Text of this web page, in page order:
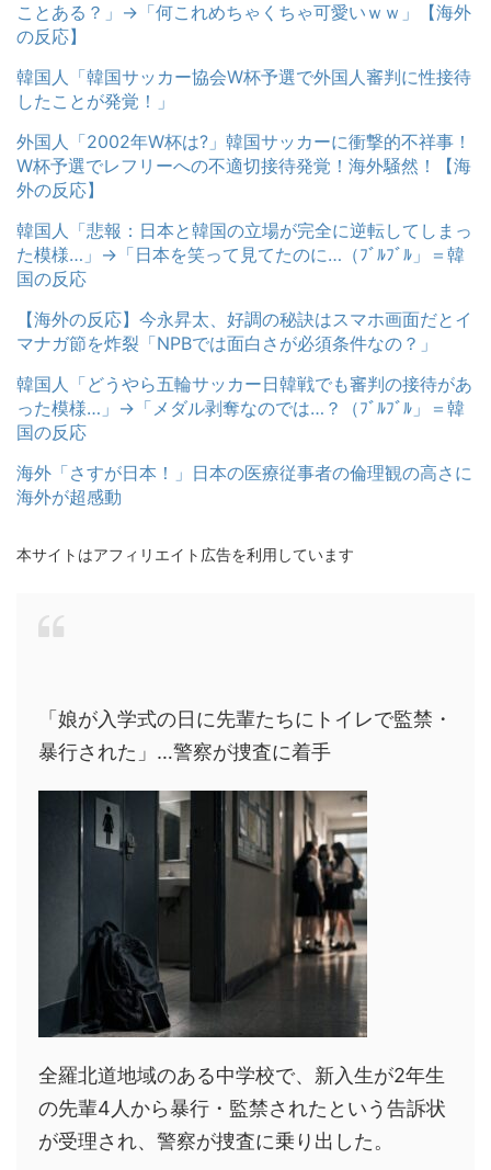
ことある？」→「何これめちゃくちゃ可愛いｗｗ」【海外
の反応】
韓国人「韓国サッカー協会W杯予選で外国人審判に性接待
したことが発覚！」
外国人「2002年W杯は?」韓国サッカーに衝撃的不祥事！
W杯予選でレフリーへの不適切接待発覚！海外騒然！【海
外の反応】
韓国人「悲報：日本と韓国の立場が完全に逆転してしまっ
た模様…」→「日本を笑って見てたのに…（ﾌﾞﾙﾌﾞﾙ」＝韓
国の反応
【海外の反応】今永昇太、好調の秘訣はスマホ画面だとイ
マナガ節を炸裂「NPBでは面白さが必須条件なの？」
韓国人「どうやら五輪サッカー日韓戦でも審判の接待があ
った模様…」→「メダル剥奪なのでは…？（ﾌﾞﾙﾌﾞﾙ」＝韓
国の反応
海外「さすが日本！」日本の医療従事者の倫理観の高さに
海外が超感動
本サイトはアフィリエイト広告を利用しています
「娘が入学式の日に先輩たちにトイレで監禁・
暴行された」…警察が捜査に着手
全羅北道地域のある中学校で、新入生が2年生
の先輩4人から暴行・監禁されたという告訴状
が受理され、警察が捜査に乗り出した。